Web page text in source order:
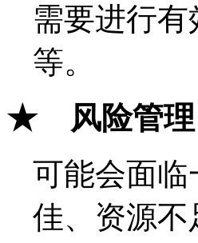
需要进行
等。
★ 风险管理
可能会面
佳、资源